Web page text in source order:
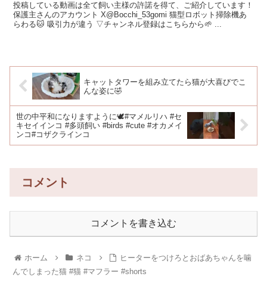
投稿している動画は全て飼い主様の許諾を得て、ご紹介しています！
保護主さんのアカウント X@Bocchi_53gomi 猫型ロボット掃除機あ
らわる🐱 吸引力が違う ▽チャンネル登録はこちらから🌱 ...
キャットタワーを組み立てたら猫が大喜びでこ
んな姿に🤣
世の中平和になりますように🕊️#マメルリハ #セ
キセイインコ #多頭飼い #birds #cute #オカメイ
ンコ#コザクラインコ
コメント
コメントを書き込む
ホーム ネコ
ヒーターをつけろとおばあちゃんを噛
んでしまった猫 #猫 #マフラー #shorts